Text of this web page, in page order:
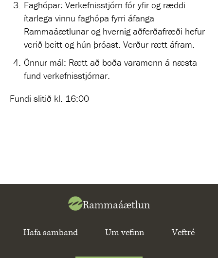
Faghópar: Verkefnisstjórn fór yfir og ræddi
ítarlega vinnu faghópa fyrri áfanga
Rammaáætlunar og hvernig aðferðafræði hefur
verið beitt og hún þróast. Verður rætt áfram.
Önnur mál: Rætt að boða varamenn á næsta
fund verkefnisstjórnar.
Fundi slitið kl. 16:00
Rammaáætlun
Hafa samband Um vefinn Veftré